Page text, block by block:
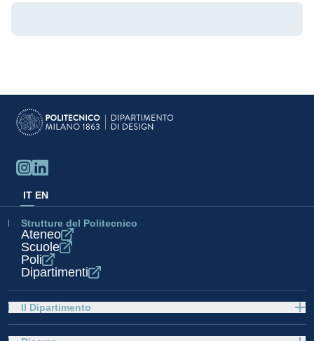
IT EN
Strutture del Politecnico
Ateneo
Scuole
Poli
Dipartimenti
Il Dipartimento